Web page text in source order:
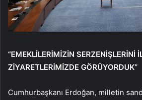
“EMEKLİLERİMİZİN SERZENİŞLERİNİ
ZİYARETLERİMİZDE GÖRÜYORDUK”
Cumhurbaşkanı Erdoğan, milletin